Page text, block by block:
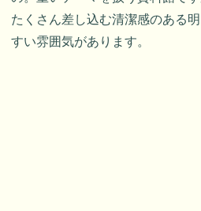
たくさん差し込む清潔感のある
すい雰囲気があります。